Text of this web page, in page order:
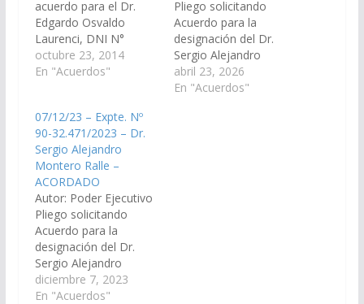
acuerdo para el Dr.
Edgardo Osvaldo
Laurenci, DNI N°
12.701.613, en el cargo
de Juez del Tribunal de
90-23.338/14 - A la
Comisión de Justicia,
Acuerdos y
Designaciones).
Acordado el
27/11/2014
octubre 23, 2014
En "Acuerdos"
Pliego solicitando
Acuerdo para la
designación del Dr.
Sergio Alejandro
Monteros Rallé, DNI
N° 32.537.287, en el
abril 23, 2026
En "Acuerdos"
07/12/23 – Expte. Nº
90-32.471/2023 – Dr.
Sergio Alejandro
Montero Ralle –
ACORDADO
Autor: Poder Ejecutivo
Pliego solicitando
Acuerdo para la
designación del Dr.
Sergio Alejandro
Monteros Ralle, D.N.I.
N° 32.537.287, como
diciembre 7, 2023
En "Acuerdos"